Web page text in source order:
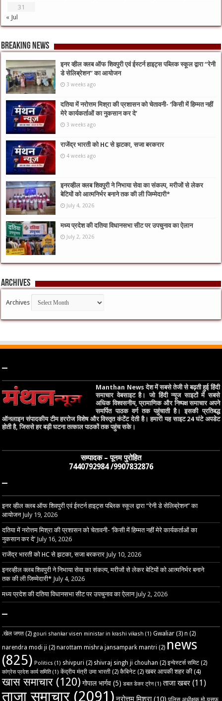
31
« Jul
Breaking News
इनर व्हील क्लब ऑफ शिवपुरी एवं ईस्टर्न हाइट्स पब्लिक स्कूल द्वारा “रेनी
डे सेलिब्रेशन” का आयोजन
3 weeks ago
दतिया में नरोत्तम मिश्रा की प्रशासन को चेतावनी- ‘किसी में हिम्मत नहीं
मेरे कार्यकर्ताओं का नुकसान कर दे’
3 weeks ago
राजेंद्र भारती को HC से झटका, सजा बरकरार
4 weeks ago
इनरव्हील क्लब शिवपुरी ने निभाया सेवा का संकल्प, मरीजों से लेकर
बेटियों को आत्मनिर्भर बनाने तक की ली जिम्मेदारी*
July 4, 2026
मध्य प्रदेश की दतिया विधानसभा सीट पर उपचुनाव का ऐलान
July 2, 2026
Archives
Archives
–
Manthan News देश में सबसे तेजी से बढ़ती हुई हिंदी
समाचार वेबसाइट है। जो हिंदी न्यूज साइटों में सबसे
अधिक विश्वसनीय, प्रामाणिक और निष्पक्ष समाचार अपने
समर्पित पाठक वर्ग तक पहुंचाती है। इसकी प्रतिबद्ध
ऑनलाइन संपादकीय टीम हररोज विशेष और विस्तृत कंटेंट देती है। हमारी यह साइट 24 घंटे अपडेट
होती है, जिससे हर बड़ी घटना तत्काल पाठकों तक पहुंच सके।
सम्पादक – पूनम पुरोहित
7440792984 /9907832876
–
इनर व्हील क्लब ऑफ शिवपुरी एवं ईस्टर्न हाइट्स पब्लिक स्कूल द्वारा “रेनी डे सेलिब्रेशन” का
आयोजन July 19, 2026
दतिया में नरोत्तम मिश्रा की प्रशासन को चेतावनी- ‘किसी में हिम्मत नहीं मेरे कार्यकर्ताओं का
नुकसान कर दे’ July 16, 2026
राजेंद्र भारती को HC से झटका, सजा बरकरार July 10, 2026
इनरव्हील क्लब शिवपुरी ने निभाया सेवा का संकल्प, मरीजों से लेकर बेटियों को आत्मनिर्भर बनाने
तक की ली जिम्मेदारी* July 4, 2026
मध्य प्रदेश की दतिया विधानसभा सीट पर उपचुनाव का ऐलान July 2, 2026
–
.खेल जगत (2) gouri shankar visen ministar in krashi vikash (1) Gwaliar (3) n (2)
narendra modi ji (2) narottam mishra jansampark mantri (2) news
(825) Politics (1) shivpuri (2) shivraj singh ji chouhan (2) इन्वेस्टर्स समिट (2)
कांग्रेस प्रदेश कार्य समिति(1) केंद्रीय मंत्री उमा भारती (2) कैबिनेट (2) खबर आपकी शहर की (4)
खास समाचार (120) गोपाल भार्गव (5) डबल डेकर ट्रेन(1) ताजा खबर (11)
ताजा समाचार (2091) नरोत्तम मिश्रा(10) पुलिस अधीक्षक मो.यूसुफ